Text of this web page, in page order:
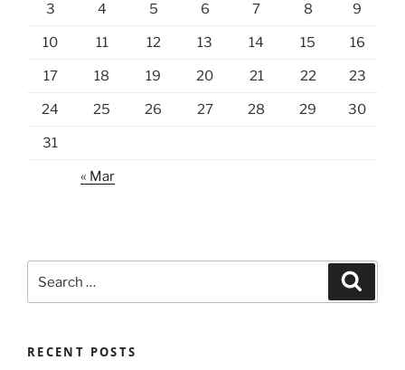
3 4 5 6 7 8 9
10 11 12 13 14 15 16
17 18 19 20 21 22 23
24 25 26 27 28 29 30
31
« Mar
for:
RECENT POSTS